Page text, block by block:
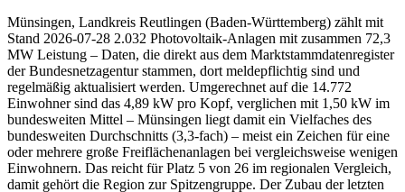
Münsingen, Landkreis Reutlingen (Baden-Württemberg) zählt mit
Stand 2026-07-28 2.032 Photovoltaik-Anlagen mit zusammen 72,3
MW Leistung – Daten, die direkt aus dem Marktstammdatenregister
der Bundesnetzagentur stammen, dort meldepflichtig sind und
regelmäßig aktualisiert werden. Umgerechnet auf die 14.772
Einwohner sind das 4,89 kW pro Kopf, verglichen mit 1,50 kW im
bundesweiten Mittel – Münsingen liegt damit ein Vielfaches des
bundesweiten Durchschnitts (3,3-fach) – meist ein Zeichen für eine
oder mehrere große Freiflächenanlagen bei vergleichsweise wenigen
Einwohnern. Das reicht für Platz 5 von 26 im regionalen Vergleich,
damit gehört die Region zur Spitzengruppe. Der Zubau der letzten